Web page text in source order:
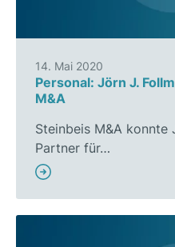
14. Mai 2020
Personal: Jörn J.
M&A
Steinbeis M&A konnte
Partner für…